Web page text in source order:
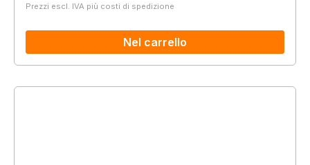
Prezzi escl. IVA più costi di spedizione
Nel carrello